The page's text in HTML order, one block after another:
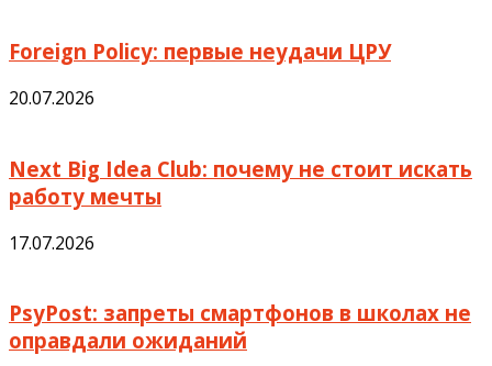
Foreign Policy: первые неудачи ЦРУ
20.07.2026
Next Big Idea Club: почему не стоит искать
работу мечты
17.07.2026
PsyPost: запреты смартфонов в школах не
оправдали ожиданий